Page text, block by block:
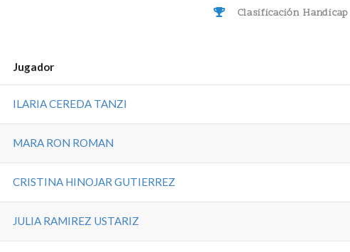
Clasificación
Jugador
ILARIA CEREDA TANZI
MARA RON ROMAN
CRISTINA HINOJAR GUTIERREZ
JULIA RAMIREZ USTARIZ